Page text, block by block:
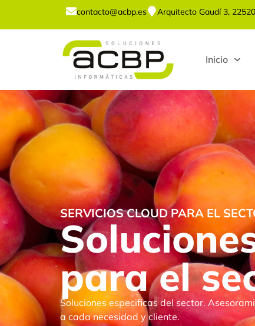
contacto@acbp.es Arquitecto Gaudí 3,
Inicio
SERVICIOS CLOUD PARA EL
para el
Soluciones especificas del sector.
a cada necesidad y cliente.